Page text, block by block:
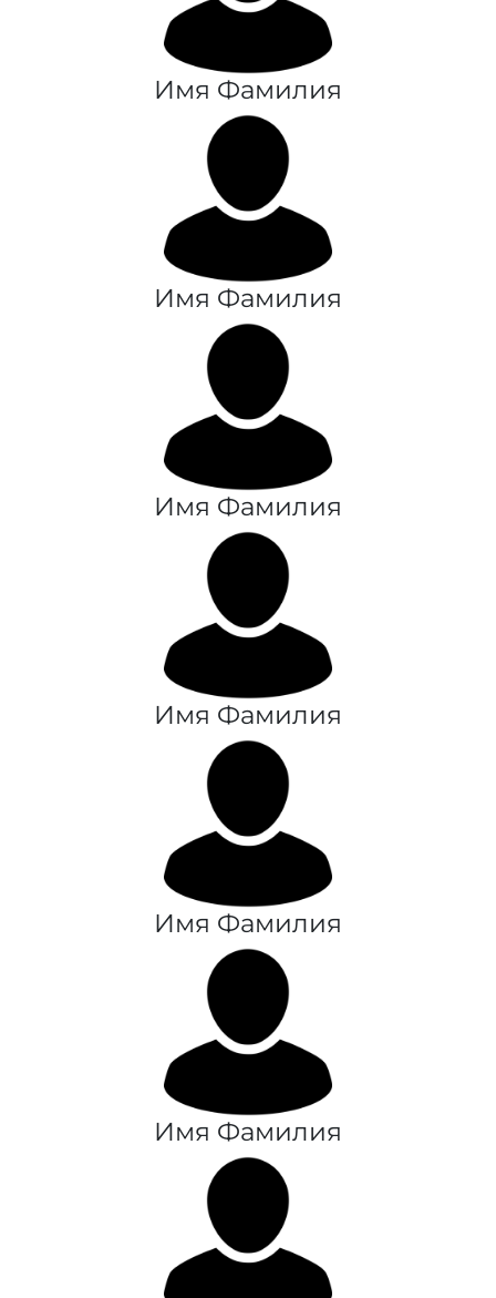
Имя Фамилия
Имя Фамилия
Имя Фамилия
Имя Фамилия
Имя Фамилия
Имя Фамилия